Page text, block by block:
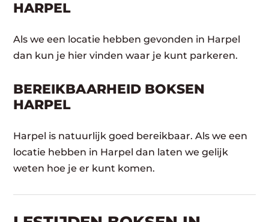
HARPEL
Als we een locatie hebben gevonden in Harpel
dan kun je hier vinden waar je kunt parkeren.
BEREIKBAARHEID BOKSEN
HARPEL
Harpel is natuurlijk goed bereikbaar. Als we een
locatie hebben in Harpel dan laten we gelijk
weten hoe je er kunt komen.